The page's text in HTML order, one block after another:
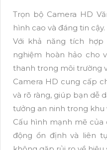
Trọn bộ Camera HD
hình cao và đáng tin cậy.
Với khả năng tích
nghiệm hoàn hảo cho
thanh trong môi trường
Camera HD cung cấp
và rõ ràng, giúp bạn dễ
tưởng an ninh trong khu
Cấu hình mạnh mẽ
động ổn định và liên